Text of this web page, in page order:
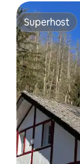
Superhost
Superhost